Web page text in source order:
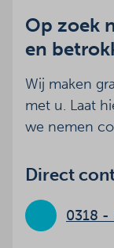
Op zoek
en
Wij maken
met u. Laat
we nemen
Direct
0318 -